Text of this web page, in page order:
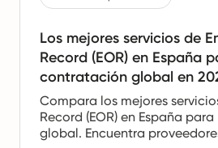
Los mejores servicios de
Record (EOR) en España
contratación global en
Compara los mejores
Record (EOR) en España
global. Encuentra